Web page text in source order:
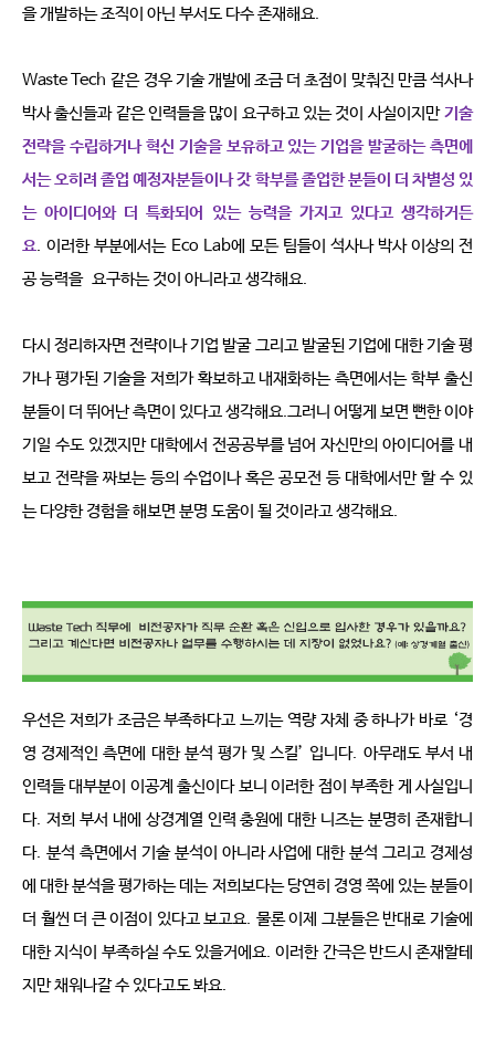
을 개발하는 조직이 아닌 부서도 다수 존재해요.
Waste Tech 같은 경우 기술 개발에 조금 더 초점이 맞춰진 만큼 석사나
박사 출신들과 같은 인력들을 많이 요구하고 있는 것이 사실이지만 기술
전략을 수립하거나 혁신 기술을 보유하고 있는 기업을 발굴하는 측면에
서는 오히려 졸업 예정자분들이나 갓 학부를 졸업한 분들이 더 차별성 있
는 아이디어와 더 특화되어 있는 능력을 가지고 있다고 생각하거든
요. 이러한 부분에서는 Eco Lab에 모든 팀들이 석사나 박사 이상의 전
공 능력을 요구하는 것이 아니라고 생각해요.
다시 정리하자면 전략이나 기업 발굴 그리고 발굴된 기업에 대한 기술 평
가나 평가된 기술을 저희가 확보하고 내재화하는 측면에서는 학부 출신
분들이 더 뛰어난 측면이 있다고 생각해요.그러니 어떻게 보면 뻔한 이야
기일 수도 있겠지만 대학에서 전공공부를 넘어 자신만의 아이디어를 내
보고 전략을 짜보는 등의 수업이나 혹은 공모전 등 대학에서만 할 수 있
는 다양한 경험을 해보면 분명 도움이 될 것이라고 생각해요.
우선은 저희가 조금은 부족하다고 느끼는 역량 자체 중 하나가 바로 ‘경
영 경제적인 측면에 대한 분석 평가 및 스킬’ 입니다. 아무래도 부서 내
인력들 대부분이 이공계 출신이다 보니 이러한 점이 부족한 게 사실입니
다. 저희 부서 내에 상경계열 인력 충원에 대한 니즈는 분명히 존재합니
다. 분석 측면에서 기술 분석이 아니라 사업에 대한 분석 그리고 경제성
에 대한 분석을 평가하는 데는 저희보다는 당연히 경영 쪽에 있는 분들이
더 훨씬 더 큰 이점이 있다고 보고요. 물론 이제 그분들은 반대로 기술에
대한 지식이 부족하실 수도 있을거에요. 이러한 간극은 반드시 존재할테
지만 채워나갈 수 있다고도 봐요.